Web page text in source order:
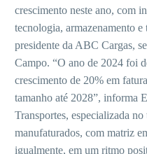
crescimento neste ano, com
tecnologia, armazenamento
presidente da ABC Cargas,
Campo. “O ano de 2024 foi
crescimento de 20% em
tamanho até 2028”, informa
Transportes, especializada
manufaturados, com matriz
igualmente, em um ritmo